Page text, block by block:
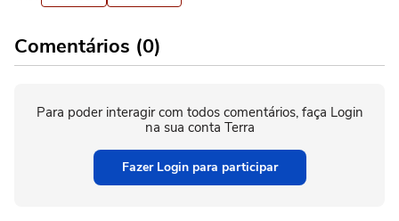
Comentários (0)
Para poder interagir com todos comentários, faça Login
na sua conta Terra
Fazer Login para participar